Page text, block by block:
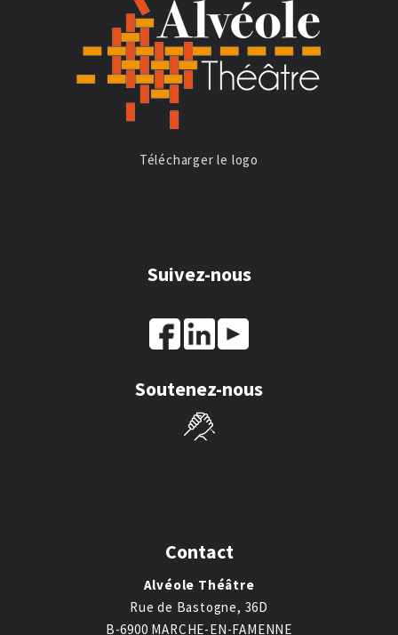
Télécharger le logo
Suivez-nous
Soutenez-nous
Contact
Alvéole Théâtre
Rue de Bastogne, 36D
B-6900 MARCHE-EN-FAMENNE